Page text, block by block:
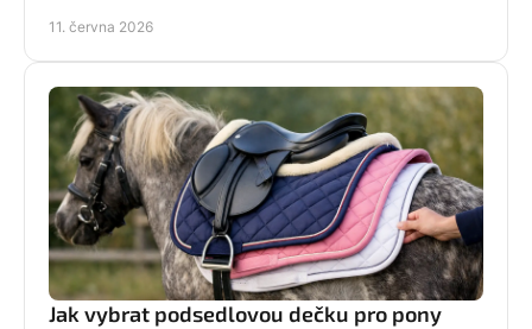
11. června 2026
Jak vybrat podsedlovou dečku pro pony